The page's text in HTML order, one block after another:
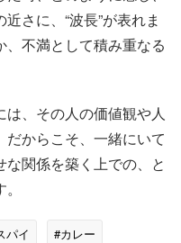
さに、“波長”が表れま
不満として積み重なる
、その人の価値観や人
からこそ、一緒にいて
な関係を築く上での、と
パイ
#カレー